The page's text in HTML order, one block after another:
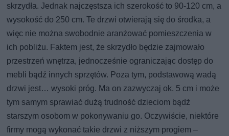
skrzydła. Jednak najczęstsza ich szerokość to 90-120 cm, a
wysokość do 250 cm. Te drzwi otwierają się do środka, a
więc nie można swobodnie aranżować pomieszczenia w
ich pobliżu. Faktem jest, że skrzydło będzie zajmowało
przestrzeń wnętrza, jednocześnie ograniczając dostęp do
mebli bądź innych sprzętów. Poza tym, podstawową wadą
drzwi jest… wysoki próg. Ma on zazwyczaj ok. 5 cm i może
tym samym sprawiać dużą trudność dzieciom bądź
starszym osobom w pokonywaniu go. Oczywiście, niektóre
firmy mogą wykonać takie drzwi z niższym progiem –